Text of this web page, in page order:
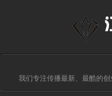
我们专注传播最新、最酷的